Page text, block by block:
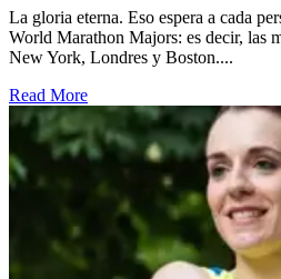
La gloria eterna. Eso espera a cada
World Marathon Majors: es decir, las
New York, Londres y Boston....
Read More